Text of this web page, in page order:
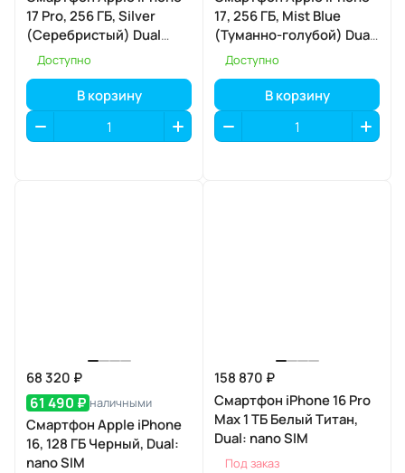
17 Pro, 256 ГБ, Silver
(Серебристый) Dual
eSIM
Доступно
В корзину
17, 256 ГБ, Mist Blue
(Туманно-голубой) Dual
eSIM
Доступно
В корзину
68 320 ₽
61 490 ₽ наличными
Смартфон Apple iPhone
16, 128 ГБ Черный, Dual:
nano SIM
158 870 ₽
Смартфон iPhone 16 Pro
Max 1 ТБ Белый Титан,
Dual: nano SIM
Под заказ